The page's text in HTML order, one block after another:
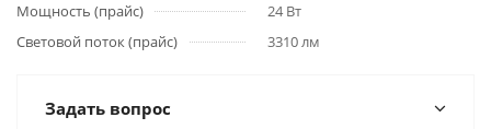
Мощность (прайс)
24 Вт
Световой поток (прайс)
3310 лм
Задать вопрос